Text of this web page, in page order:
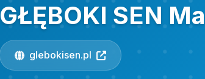
GŁĘBOKI SEN
glebokisen.pl